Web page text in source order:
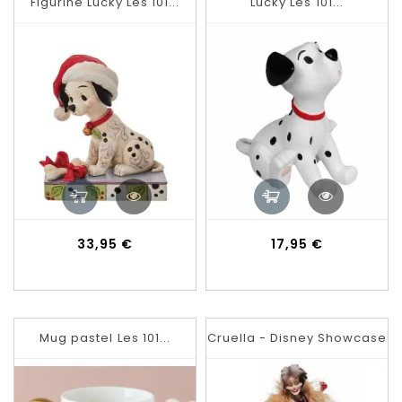
33,95 €Prix 17,95 €Prix
Mug pastel Les 101... Cruella - Disney Showcase